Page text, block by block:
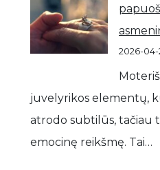
2026-04-
juvelyrikos elementų,
atrodo subtilūs, tačiau
emocinę reikšmę. Tai…